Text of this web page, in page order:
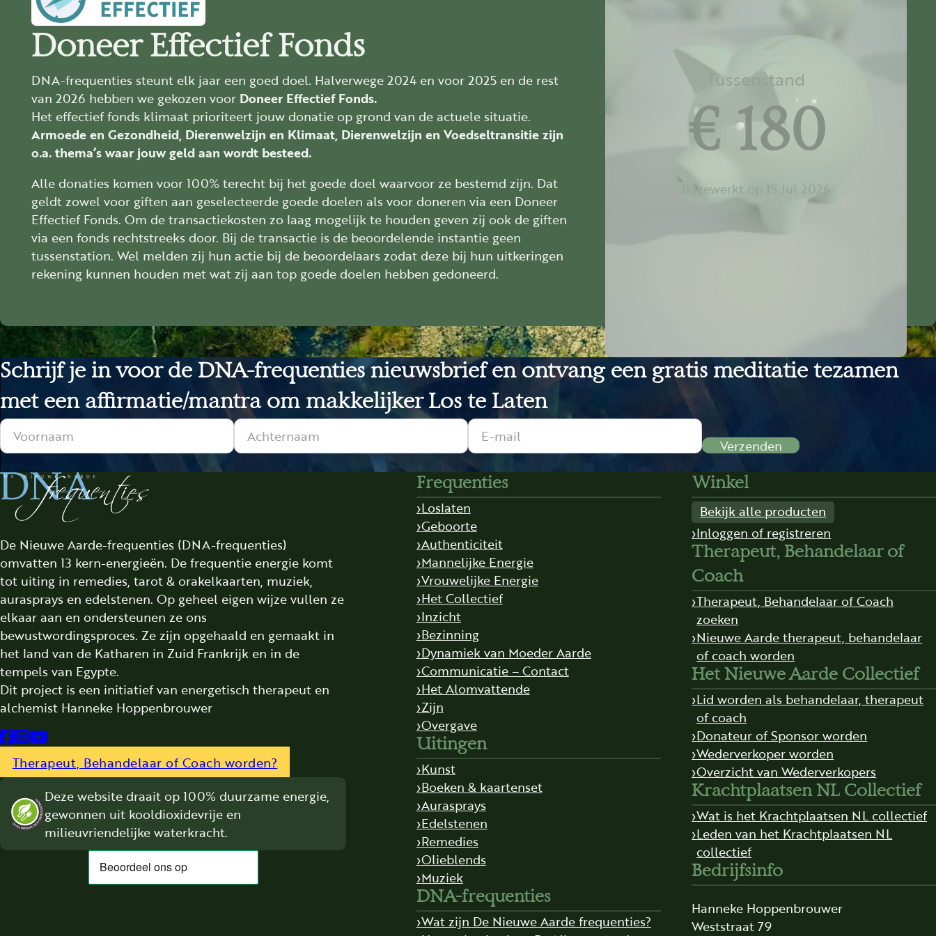
Doneer Effectief Fonds
DNA-frequenties steunt elk jaar een goed doel. Halverwege 2024 en voor 2025 en de rest
van 2026 hebben we gekozen voor Doneer Effectief Fonds.
Het effectief fonds klimaat prioriteert jouw donatie op grond van de actuele situatie.
Armoede en Gezondheid, Dierenwelzijn en Klimaat, Dierenwelzijn en Voedseltransitie zijn
o.a. thema’s waar jouw geld aan wordt besteed.
Alle donaties komen voor 100% terecht bij het goede doel waarvoor ze bestemd zijn. Dat
geldt zowel voor giften aan geselecteerde goede doelen als voor doneren via een Doneer
Effectief Fonds. Om de transactiekosten zo laag mogelijk te houden geven zij ook de giften
via een fonds rechtstreeks door. Bij de transactie is de beoordelende instantie geen
tussenstation. Wel melden zij hun actie bij de beoordelaars zodat deze bij hun uitkeringen
rekening kunnen houden met wat zij aan top goede doelen hebben gedoneerd.
Tussenstand
€ 180
Bijgewerkt op 15 Jul 2026
Schrijf je in voor de DNA-frequenties nieuwsbrief en ontvang een gratis meditatie tezamen
met een affirmatie/mantra om makkelijker Los te Laten
Sectie
Verzenden
De Nieuwe Aarde-frequenties (DNA-frequenties)
omvatten 13 kern-energieën. De frequentie energie komt
tot uiting in remedies, tarot & orakelkaarten, muziek,
aurasprays en edelstenen. Op geheel eigen wijze vullen ze
elkaar aan en ondersteunen ze ons
bewustwordingsproces. Ze zijn opgehaald en gemaakt in
het land van de Katharen in Zuid Frankrijk en in de
tempels van Egypte.
Dit project is een initiatief van energetisch therapeut en
alchemist Hanneke Hoppenbrouwer
Follow us on Facebook
Follow us on Instagram
Follow us on YouTube
Therapeut, Behandelaar of Coach worden?
Deze website draait op 100% duurzame energie,
gewonnen uit kooldioxidevrije en
milieuvriendelijke waterkracht.
Frequenties
Loslaten
Geboorte
Authenticiteit
Mannelijke Energie
Vrouwelijke Energie
Het Collectief
Inzicht
Bezinning
Dynamiek van Moeder Aarde
Communicatie – Contact
Het Alomvattende
Zijn
Overgave
Uitingen
Kunst
Boeken & kaartenset
Aurasprays
Edelstenen
Remedies
Olieblends
Muziek
DNA-frequenties
Wat zijn De Nieuwe Aarde frequenties?
Winkel
Bekijk alle producten
Inloggen of registreren
Therapeut, Behandelaar of
Coach
Therapeut, Behandelaar of Coach
zoeken
Nieuwe Aarde therapeut, behandelaar
of coach worden
Het Nieuwe Aarde Collectief
Lid worden als behandelaar, therapeut
of coach
Donateur of Sponsor worden
Wederverkoper worden
Overzicht van Wederverkopers
Krachtplaatsen NL Collectief
Wat is het Krachtplaatsen NL collectief
Leden van het Krachtplaatsen NL
collectief
Bedrijfsinfo
Hanneke Hoppenbrouwer
Weststraat 79